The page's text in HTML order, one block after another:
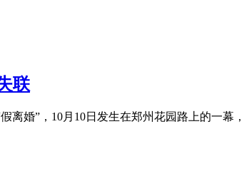
联
离婚”，10月10日发生在郑州花园路上的一